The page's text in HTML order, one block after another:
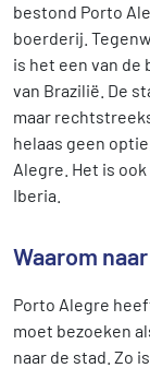
bestond Porto
boerderij.
is het een van
van Brazilië. De
maar
helaas geen
Alegre. Het is
Iberia.
Waarom
Porto Alegre
moet bezoeken
naar de stad. Zo